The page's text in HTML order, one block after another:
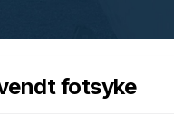
fotsyke